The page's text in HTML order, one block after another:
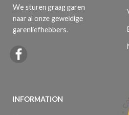
We sturen graag garen
naar al onze geweldige
garenliefhebbers.
INFORMATION